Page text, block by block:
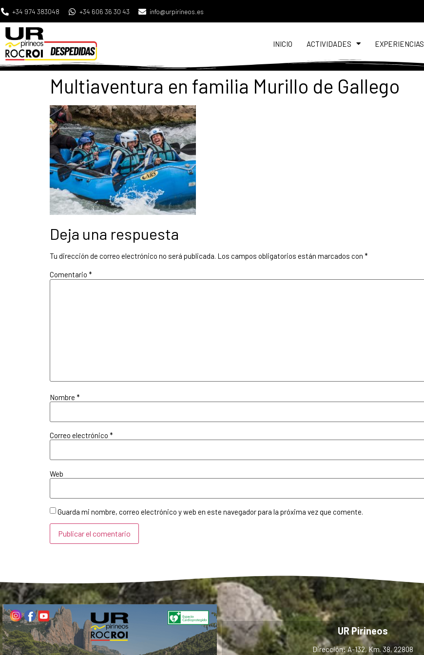
+34 974 383048 +34 606 36 30 43 info@urpirineos.es
INICIO ACTIVIDADES EXPERIENCIAS
Multiaventura en familia Murillo de Gallego
Deja una respuesta
Tu dirección de correo electrónico no será publicada. Los campos obligatorios están marcados con *
Comentario *
Nombre *
Correo electrónico *
Web
Guarda mi nombre, correo electrónico y web en este navegador para la próxima vez que comente.
UR Pirineos
Dirección: A-132, Km. 38, 22808